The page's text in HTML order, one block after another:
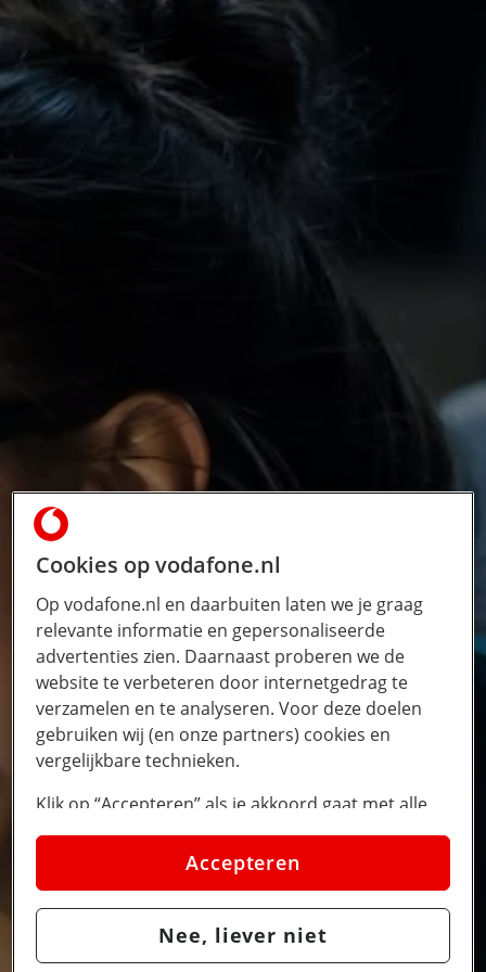
Cookies op vodafone.nl
Op vodafone.nl en daarbuiten laten we je graag
relevante informatie en gepersonaliseerde
advertenties zien. Daarnaast proberen we de
website te verbeteren door internetgedrag te
verzamelen en te analyseren. Voor deze doelen
gebruiken wij (en onze partners) cookies en
vergelijkbare technieken.
Klik op “Accepteren” als je akkoord gaat met alle
cookies. Kies je voor “Nee, liever niet”, dan
plaatsen we alleen strikt noodzakelijke cookies om
de website goed te laten werken. Dat betekent dat
we geen vormen van personalisatie toepassen.
Via cookie instellingen kan je zelf bepalen welke
Accepteren
Nee, liever niet